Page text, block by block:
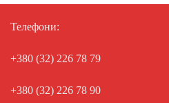
Телефони:
+380 (32) 226 78 79
+380 (32) 226 78 90